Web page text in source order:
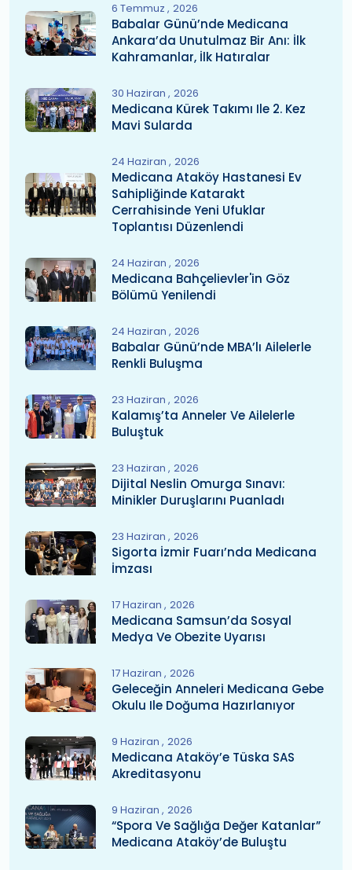
6 Temmuz 2026
Babalar Günü’nde Medicana
Ankara’da Unutulmaz Bir Anı: İlk
Kahramanlar, İlk Hatıralar
30 Haziran 2026
Medicana Kürek Takımı Ile 2. Kez
Mavi Sularda
24 Haziran 2026
Medicana Ataköy Hastanesi Ev
Sahipliğinde Katarakt
Cerrahisinde Yeni Ufuklar
Toplantısı Düzenlendi
24 Haziran 2026
Medicana Bahçelievler'in Göz
Bölümü Yenilendi
24 Haziran 2026
Babalar Günü’nde MBA’lı Ailelerle
Renkli Buluşma
23 Haziran 2026
Kalamış’ta Anneler Ve Ailelerle
Buluştuk
23 Haziran 2026
Dijital Neslin Omurga Sınavı:
Minikler Duruşlarını Puanladı
23 Haziran 2026
Sigorta İzmir Fuarı’nda Medicana
İmzası
17 Haziran 2026
Medicana Samsun’da Sosyal
Medya Ve Obezite Uyarısı
17 Haziran 2026
Geleceğin Anneleri Medicana Gebe
Okulu Ile Doğuma Hazırlanıyor
9 Haziran 2026
Medicana Ataköy’e Tüska SAS
Akreditasyonu
9 Haziran 2026
“Spora Ve Sağlığa Değer Katanlar”
Medicana Ataköy’de Buluştu